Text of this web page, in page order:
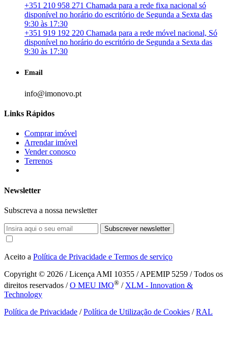
+351 210 958 271 Chamada para a rede fixa nacional só
disponível no horário do escritório de Segunda a Sexta das
9:30 às 17:30
+351 919 192 220 Chamada para a rede móvel nacional, Só
disponível no horário do escritório de Segunda a Sexta das
9:30 às 17:30
Email
info@imonovo.pt
Links Rápidos
Comprar imóvel
Arrendar imóvel
Vender conosco
Terrenos
Newsletter
Subscreva a nossa newsletter
Subscrever newsletter
Aceito a Política de Privacidade e Termos de serviço
Copyright © 2026 / Licença AMI 10355 / APEMIP 5259 / Todos os
direitos reservados /O MEU IMO® / XLM - Innovation &
Technology
Política de Privacidade /Política de Utilização de Cookies /RAL